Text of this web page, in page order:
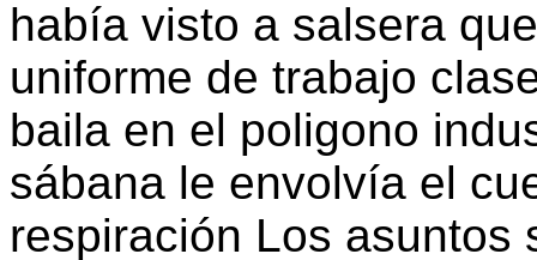
había visto a salsera
uniforme de trabajo
baila en el poligono
sábana le envolvía el
respiración Los asuntos